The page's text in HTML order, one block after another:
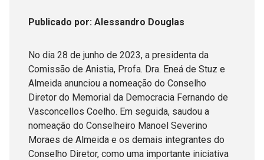
Publicado por: Alessandro Douglas
No dia 28 de junho de 2023, a presidenta da
Comissão de Anistia, Profa. Dra. Eneá de Stuz e
Almeida anunciou a nomeação do Conselho
Diretor do Memorial da Democracia Fernando de
Vasconcellos Coelho. Em seguida, saudou a
nomeação do Conselheiro Manoel Severino
Moraes de Almeida e os demais integrantes do
Conselho Diretor, como uma importante iniciativa